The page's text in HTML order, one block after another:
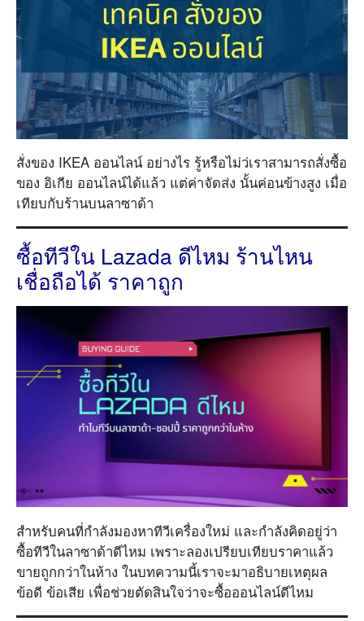
สั่งของ IKEA ออนไลน์ อย่างไร รู้หรือไม่ว่เราสามารถสั่งซื้อ
ของ อิเกีย ออนไลน์ได้แล้ว แต่ค่าจัดส่ง นั้นค่อนข้างสูง เมื่อ
เทียบกับร้านบนลาซาด้า
ซื้อทีวีใน Lazada ดีไหม ร้านไหน
เชื่อถือได้ ราคาถูก
สำหรับคนที่กำลังมองหาทีวีเครื่องใหม่ และกำลังคิดอยู่ว่า
ซื้อทีวีในลาซาด้าดีไหม เพราะลองเปรียบเทียบราคาแล้ว
ขายถูกกว่าในห้าง ในบทความนี้เราจะมาอธิบายเหตุผล
ข้อดี ข้อเสีย เพื่อช่วยตัดสินใจว่าจะซื้อออนไลน์ดีไหม